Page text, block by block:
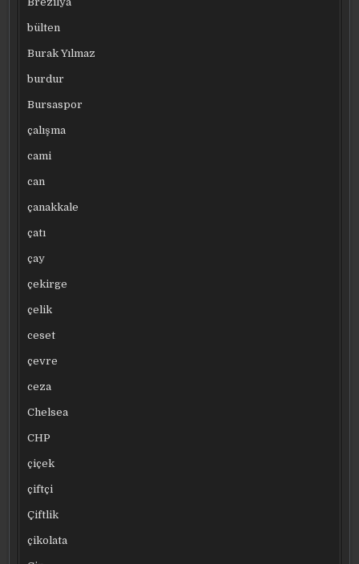
bülten
Burak Yılmaz
burdur
Bursaspor
çalışma
cami
can
çanakkale
çatı
çay
çekirge
çelik
ceset
çevre
ceza
Chelsea
CHP
çiçek
çiftçi
Çiftlik
çikolata